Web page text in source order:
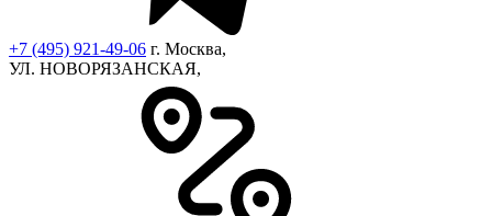
+7 (495) 921-49-06 г. Москва,
УЛ. НОВОРЯЗАНСКАЯ,